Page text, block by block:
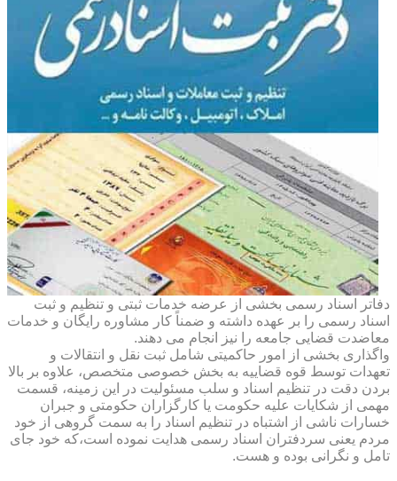
دفاتر اسناد رسمی بخشی از عرضه خدمات ثبتی و تنظیم و ثبت
اسناد رسمی را بر عهده داشته و ضمناً کار مشاوره رایگان و خدمات
معاضدت قضایی جامعه را نیز انجام می دهند.
واگذاری بخشی از امور حاکمیتی شامل ثبت نقل و انتقالات و
تعهدات توسط قوه قضاییه به بخش خصوصی متخصص، علاوه بر بالا
بردن دقت در تنظیم اسناد و سلب مسئولیت در این زمینه، قسمت
مهمی از شکایات علیه حکومت یا کارگزاران حکومتی و جبران
خسارات ناشی از اشتباه در تنظیم اسناد را به سمت گروهی از خود
مردم یعنی سردفتران اسناد رسمی هدایت نموده است،که خود جای
تامل و نگرانی بوده و هست.